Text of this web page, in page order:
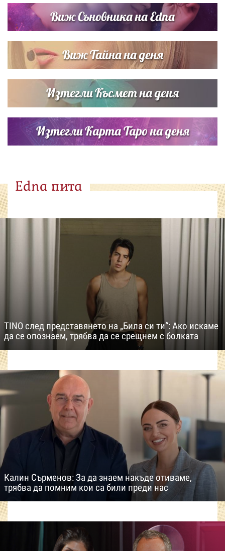
Виж Съновника на Edna
Виж Тайна на деня
Изтегли Късмет на деня
Изтегли Карта Таро на деня
Edna пита
TINO след представянето на „Била си ти“: Ако искаме
да се опознаем, трябва да се срещнем с болката
Калин Сърменов: За да знаем накъде отиваме,
трябва да помним кои са били преди нас